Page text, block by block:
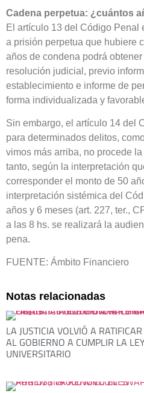
Cadena perpetua: ¿cuántos
El artículo 13 del Código Penal
a prisión perpetua que hubiere
años de condena podrá
resolución judicial, previo
establecimiento e informe de
forma individualizada y
Sin embargo, el artículo 14 del
para determinados delitos,
vimos más arriba, no procede
tanto, según la interpretación
corresponder el monto de 50
interpretación sistémica del
años y 6 meses (art. 227, ter.,
a las 8 hs. se realizará la
pena.
FUENTE: Ámbito Financiero
Notas relacionadas
LA JUSTICIA VOLVIÓ A
AL GOBIERNO A CUMPLIR LA
UNIVERSITARIO